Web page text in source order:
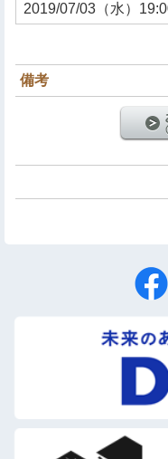
2019/07/03（水）
備考